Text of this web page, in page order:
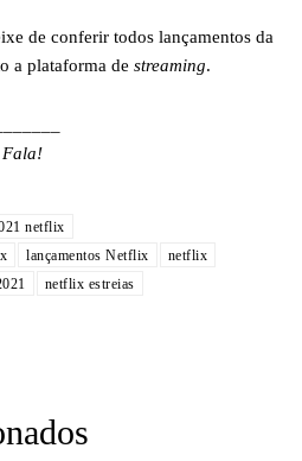
de conferir todos lançamentos da
a plataforma de streaming.
Fala!
netflix
lançamentos Netflix
netflix
netflix estreias